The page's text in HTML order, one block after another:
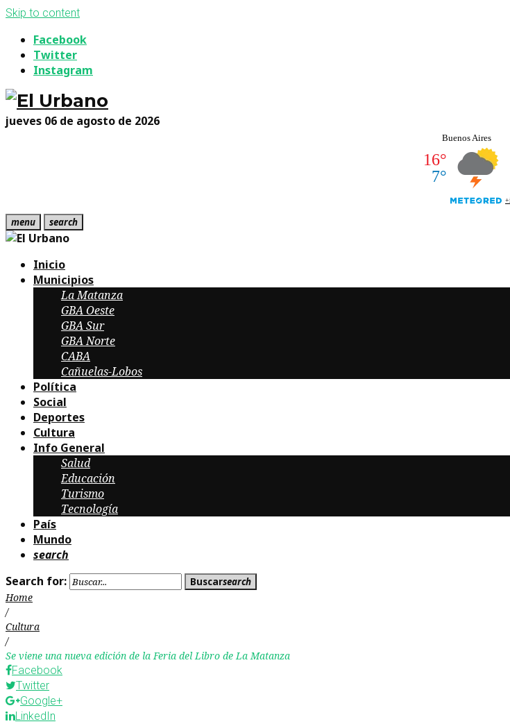
Skip to content
Facebook
Twitter
Instagram
jueves 06 de agosto de 2026
menu search
Inicio
Municipios
La Matanza
GBA Oeste
GBA Sur
GBA Norte
CABA
Cañuelas-Lobos
Política
Social
Deportes
Cultura
Info General
Salud
Educación
Turismo
Tecnología
País
Mundo
search
Search for:
Buscarsearch
Home
/
Cultura
/
Se viene una nueva edición de la Feria del Libro de La Matanza
Facebook
Twitter
Google+
LinkedIn